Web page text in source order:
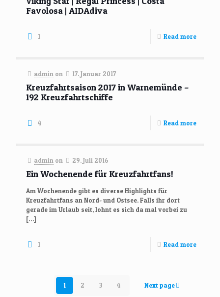
Favolosa | AIDAdiva
1 Read more
admin on 17. Januar 2017
Kreuzfahrtsaison 2017 in Warnemünde –
192 Kreuzfahrtschiffe
4 Read more
admin on 29. Juli 2016
Ein Wochenende für Kreuzfahrtfans!
Am Wochenende gibt es diverse Highlights für
Kreuzfahrtfans an Nord- und Ostsee. Falls ihr dort
gerade im Urlaub seit, lohnt es sich da mal vorbei zu
[…]
1 Read more
1 2 3 4 Next page